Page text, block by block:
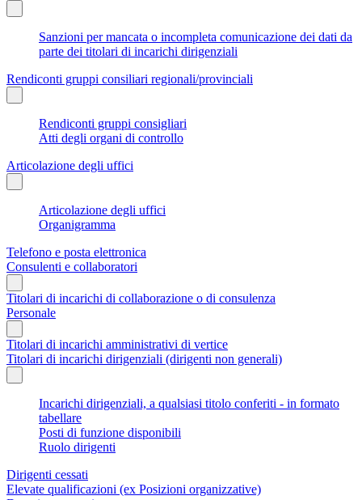
Sanzioni per mancata o incompleta comunicazione dei dati da
parte dei titolari di incarichi dirigenziali
Rendiconti gruppi consiliari regionali/provinciali
Rendiconti gruppi consigliari
Atti degli organi di controllo
Articolazione degli uffici
Articolazione degli uffici
Organigramma
Telefono e posta elettronica
Consulenti e collaboratori
Titolari di incarichi di collaborazione o di consulenza
Personale
Titolari di incarichi amministrativi di vertice
Titolari di incarichi dirigenziali (dirigenti non generali)
Incarichi dirigenziali, a qualsiasi titolo conferiti - in formato
tabellare
Posti di funzione disponibili
Ruolo dirigenti
Dirigenti cessati
Elevate qualificazioni (ex Posizioni organizzative)